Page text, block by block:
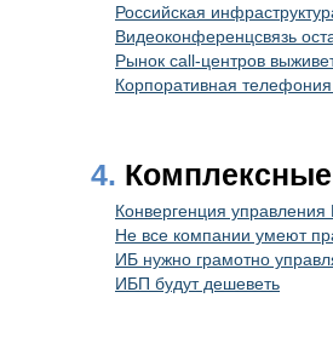
Российская
Видеоконференцсвязь
Рынок call-центров
Корпоративная
4.
Конвергенция
Не все компании умеют
ИБ нужно грамотно
ИБП будут дешеветь